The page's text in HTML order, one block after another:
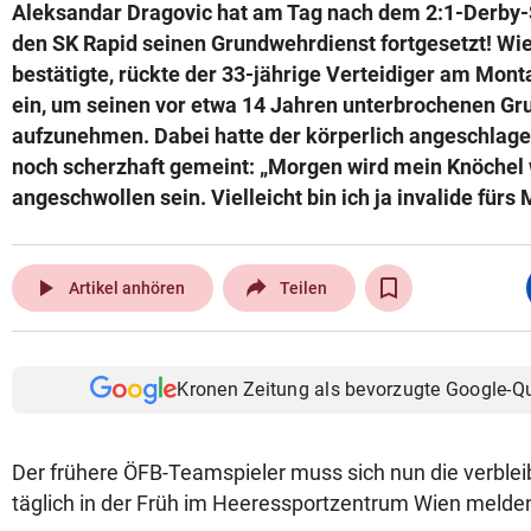
Aleksandar Dragovic hat am Tag nach dem 2:1-
den SK Rapid seinen Grundwehrdienst fortgesetzt!
bestätigte, rückte der 33-jährige Verteidiger am
ein, um seinen vor etwa 14 Jahren unterbrochenen
aufzunehmen. Dabei hatte der körperlich
noch scherzhaft gemeint: „Morgen wird mein
angeschwollen sein. Vielleicht bin ich ja invalide fürs
play_arrow Artikel anhören Teilen
Kronen Zeitung als bevorzugte Google-
Der frühere ÖFB-Teamspieler muss sich nun die
täglich in der Früh im Heeressportzentrum Wien